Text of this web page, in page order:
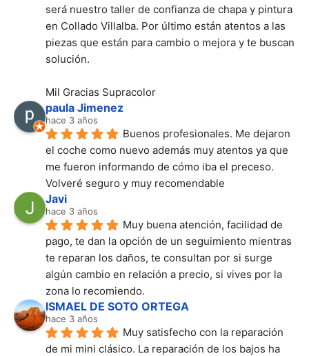
será nuestro taller de confianza de chapa y pintura
en Collado Villalba. Por último están atentos a las
piezas que están para cambio o mejora y te buscan
solución.
Mil Gracias Supracolor
paula Jimenez
hace 3 años
Buenos profesionales. Me dejaron
el coche como nuevo además muy atentos ya que
me fueron informando de cómo iba el preceso.
Volveré seguro y muy recomendable
Javi
hace 3 años
Muy buena atención, facilidad de
pago, te dan la opción de un seguimiento mientras
te reparan los daños, te consultan por si surge
algún cambio en relación a precio, si vives por la
zona lo recomiendo.
ISMAEL DE SOTO ORTEGA
hace 3 años
Muy satisfecho con la reparación
de mi mini clásico. La reparación de los bajos ha